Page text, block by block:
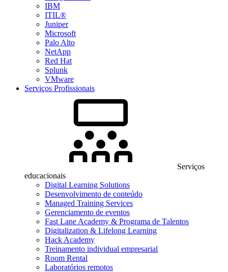
IBM
ITIL®
Juniper
Microsoft
Palo Alto
NetApp
Red Hat
Splunk
VMware
Serviços Profissionais
Serviços
educacionais
Digital Learning Solutions
Desenvolvimento de conteúdo
Managed Training Services
Gerenciamento de eventos
Fast Lane Academy & Programa de Talentos
Digitalization & Lifelong Learning
Hack Academy
Treinamento individual empresarial
Room Rental
Laboratórios remotos